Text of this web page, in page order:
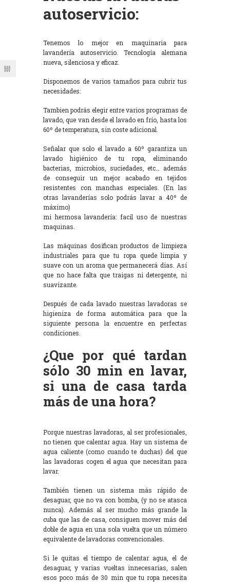
autoservicio:
Tenemos lo mejor en maquinaria para
lavandería autoservicio. Tecnología alemana
nueva, silenciosa y eficaz.
Disponemos de varios tamaños para cubrir tus
necesidades:
Tambien podrás elegir entre varios programas de
lavado, que van desde el lavado en frío, hasta los
60º de temperatura, sin coste adicional.
Señalar que solo el lavado a 60º garantiza un
lavado higiénico de tu ropa, eliminando
bacterias, microbios, suciedades, etc… además
de conseguir un mejor acabado en tejidos
resistentes con manchas especiales. (En las
otras lavanderías solo podrás lavar a 40º de
máximo)
mi hermosa lavandería: facil uso de nuestras
maquinas.
Las máquinas dosifican productos de limpieza
industriales para que tu ropa quede limpia y
suave con un aroma que permanecerá días. Así
que no hace falta que traigas ni detergente, ni
suavizante.
Después de cada lavado nuestras lavadoras se
higieniza de forma automática para que la
siguiente persona la encuentre en perfectas
condiciones.
¿Que por qué tardan
sólo 30 min en lavar,
si una de casa tarda
más de una hora?
Porque nuestras lavadoras, al ser profesionales,
no tienen que calentar agua. Hay un sistema de
agua caliente (como cuando te duchas) del que
las lavadoras cogen el agua que necesitan para
lavar.
También tienen un sistema más rápido de
desaguar, que no va con bomba, (y no se atasca
nunca). Además al ser mucho más grande la
cuba que las de casa, consiguen mover más del
doble de agua en una sola vuelta que un número
equivalente de lavadoras convencionales.
Si le quitas el tiempo de calentar agua, el de
desaguar, y varias vueltas innecesarias, salen
esos poco más de 30 min que tu ropa necesita